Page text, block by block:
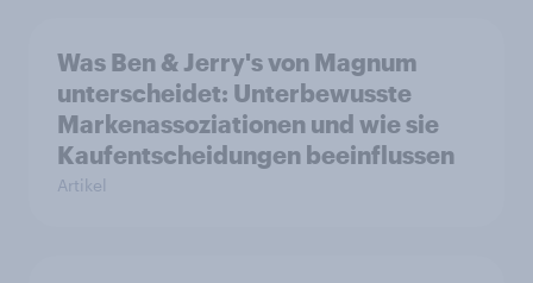
Was Ben & Jerry's von Magnum
unterscheidet: Unterbewusste
Markenassoziationen und wie sie
Kaufentscheidungen beeinflussen
Artikel